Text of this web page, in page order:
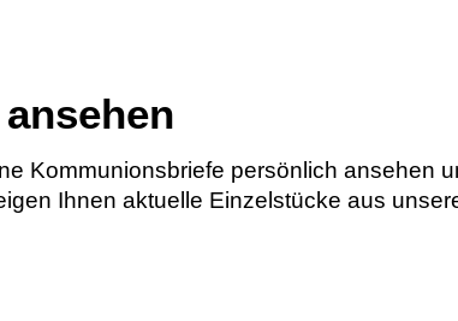
Kommunionsbriefe persönlich ansehen
Ihnen aktuelle Einzelstücke aus